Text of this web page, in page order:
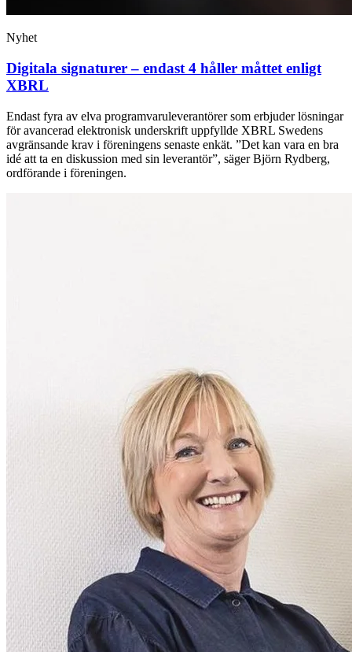
Nyhet
Digitala signaturer – endast 4 håller måttet enligt
XBRL
Endast fyra av elva programvaruleverantörer som erbjuder lösningar
för avancerad elektronisk underskrift uppfyllde XBRL Swedens
avgränsande krav i föreningens senaste enkät. ”Det kan vara en bra
idé att ta en diskussion med sin leverantör”, säger Björn Rydberg,
ordförande i föreningen.